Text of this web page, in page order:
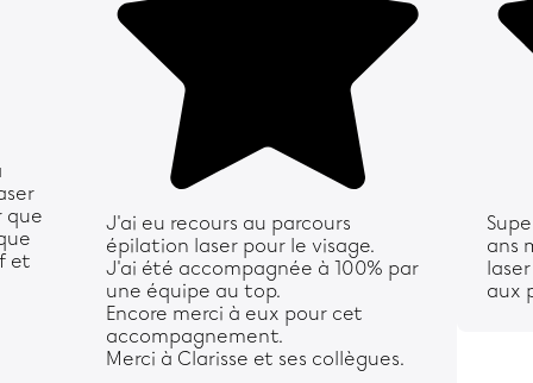
que
et
J'ai eu recours au parcours
épilation laser pour le visage.
J'ai été accompagnée à 100% par
une équipe au top.
Encore merci à eux pour cet
accompagnement.
Merci à Clarisse et ses collègues.
ans
aux